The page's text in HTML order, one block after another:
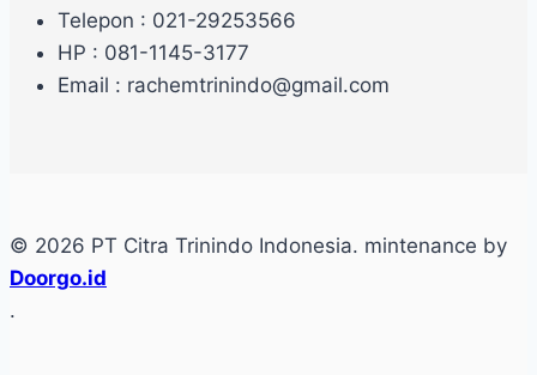
Telepon : 021-29253566
HP : 081-1145-3177
Email : rachemtrinindo@gmail.com
© 2026 PT Citra Trinindo Indonesia. mintenance by
Doorgo.id
.